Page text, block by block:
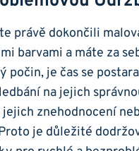
právě dokončili
barvami a máte za
počin, je čas se
na jejich
znehodnocení
je důležité